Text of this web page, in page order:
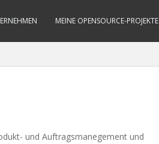
MEINE OPENSOURCE-PROJEKTE
und Auftragsmanegement und